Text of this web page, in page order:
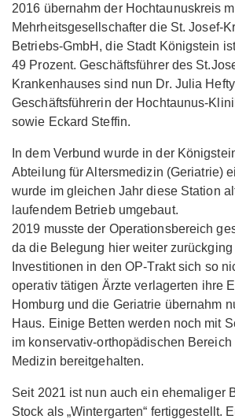
2016 übernahm der Hochtaunuskreis
Mehrheitsgesellschafter die St. Josef-
Betriebs-GmbH, die Stadt Königstein
49 Prozent. Geschäftsführer des
Krankenhauses sind nun Dr. Julia
Geschäftsführerin der Hochtaunus-
sowie Eckard Steffin.
In dem Verbund wurde in der
Abteilung für Altersmedizin (Geriatrie)
wurde im gleichen Jahr diese Station
laufendem Betrieb umgebaut.
2019 musste der Operationsbereich
da die Belegung hier weiter
Investitionen in den OP-Trakt sich so
operativ tätigen Ärzte verlagerten ihre
Homburg und die Geriatrie übernahm
Haus. Einige Betten werden noch mit
im konservativ-orthopädischen
Medizin bereitgehalten.
Seit 2021 ist nun auch ein ehemaliger
Stock als „Wintergarten“ fertiggestellt.